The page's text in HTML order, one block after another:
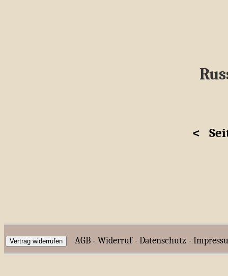
<
Vertrag widerrufen AGB - Widerruf- Datenschutz -